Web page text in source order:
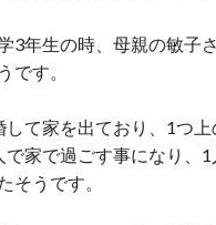
3年生の時、母親の敏子
です。
して家を出ており、1つ
家で過ごす事になり、
そうです。